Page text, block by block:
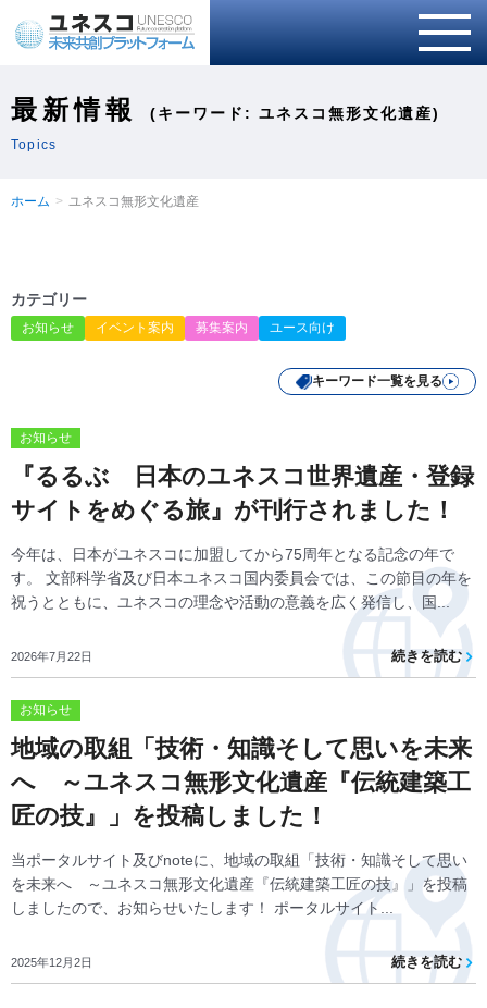
最新情報 (キーワード: ユネスコ無形文化遺産)
Topics
ホーム ユネスコ無形文化遺産
カテゴリー
お知らせ イベント案内 募集案内 ユース向け
キーワード一覧を見る
お知らせ
『るるぶ 日本のユネスコ世界遺産・登録
サイトをめぐる旅』が刊行されました！
今年は、日本がユネスコに加盟してから75周年となる記念の年で
す。 文部科学省及び日本ユネスコ国内委員会では、この節目の年を
祝うとともに、ユネスコの理念や活動の意義を広く発信し、国...
2026年7月22日 続きを読む
お知らせ
地域の取組「技術・知識そして思いを未来
へ ～ユネスコ無形文化遺産『伝統建築工
匠の技』」を投稿しました！
当ポータルサイト及びnoteに、地域の取組「技術・知識そして思い
を未来へ ～ユネスコ無形文化遺産『伝統建築工匠の技』」を投稿
しましたので、お知らせいたします！ ポータルサイト...
2025年12月2日 続きを読む